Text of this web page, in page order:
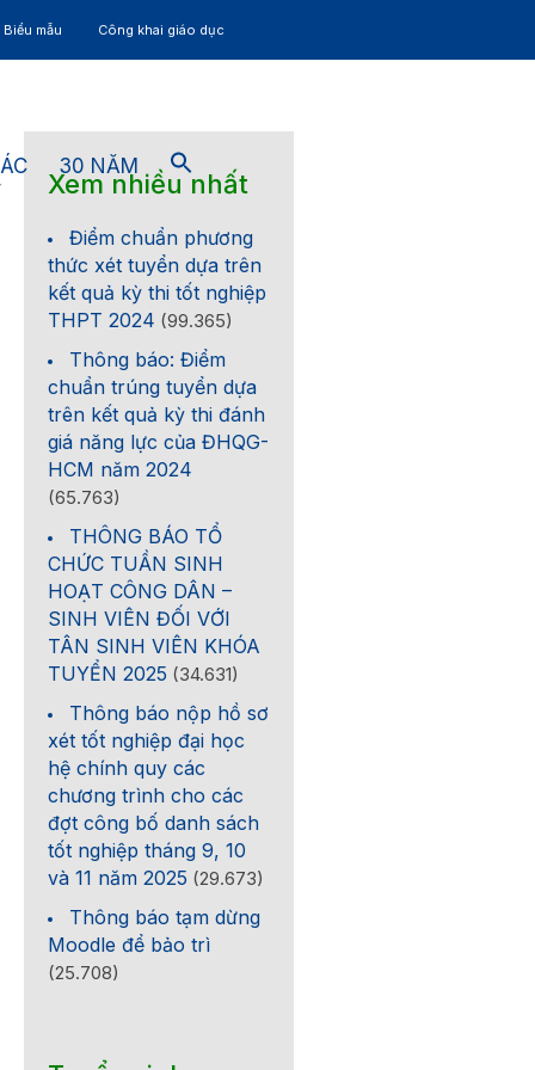
mẫu Công khai giáo dục
30 NĂM
Xem nhiều nhất
Điểm chuẩn phương
thức xét tuyển dựa trên
kết quả kỳ thi tốt nghiệp
THPT 2024 (99.365)
Thông báo: Điểm
chuẩn trúng tuyển dựa
trên kết quả kỳ thi đánh
giá năng lực của ĐHQG-
HCM năm 2024
(65.763)
THÔNG BÁO TỔ
CHỨC TUẦN SINH
HOẠT CÔNG DÂN –
SINH VIÊN ĐỐI VỚI
TÂN SINH VIÊN KHÓA
TUYỂN 2025 (34.631)
Thông báo nộp hồ sơ
xét tốt nghiệp đại học
hệ chính quy các
chương trình cho các
đợt công bố danh sách
tốt nghiệp tháng 9, 10
và 11 năm 2025 (29.673)
Thông báo tạm dừng
Moodle để bảo trì
(25.708)